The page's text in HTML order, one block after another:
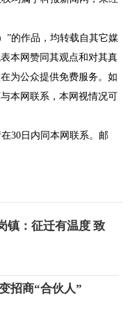
”的作品，均转载自其它媒
本网赞同其观点和对其真
为公众提供免费服务。如
本网联系，本网视情况可
30日内同本网联系。邮
镇：征迁有温度 致
招商“合伙人”